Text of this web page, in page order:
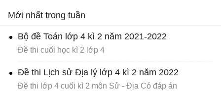
Mới nhất trong tuần
Bộ đề Toán lớp 4 kì 2 năm 2021-2022
Đề thi cuối học kì 2 lớp 4
Đề thi Lịch sử Địa lý lớp 4 kì 2 năm 2022
Đề thi lớp 4 cuối kì 2 môn Sử - Địa Có đáp án